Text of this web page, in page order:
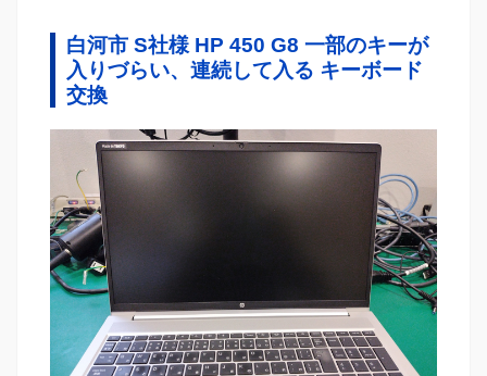
白河市 S社様 HP 450 G8 一部のキーが
入りづらい、連続して入る キーボード
交換